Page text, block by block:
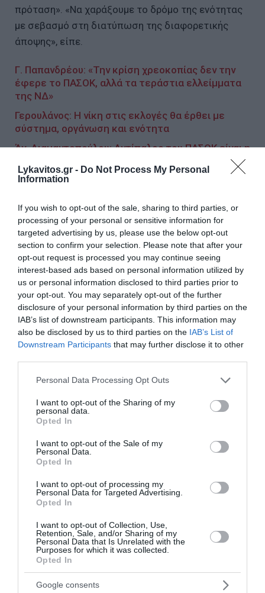
Lykavitos.gr - Do Not Process My Personal
Information
If you wish to opt-out of the sale, sharing to third parties, or
processing of your personal or sensitive information for
targeted advertising by us, please use the below opt-out
section to confirm your selection. Please note that after your
opt-out request is processed you may continue seeing
interest-based ads based on personal information utilized by
us or personal information disclosed to third parties prior to
your opt-out. You may separately opt-out of the further
disclosure of your personal information by third parties on the
IAB’s list of downstream participants. This information may
also be disclosed by us to third parties on the IAB’s List of
Downstream Participants that may further disclose it to other
Please note that this website/app uses one or more Google
not limited to your visit or usage behaviour. You may click to
grant or deny consent to Google and its third-party tags to
use your data for below specified purposes in below Google
consent section.
Personal Data Processing Opt Outs
I want to opt-out of the Sharing of my
personal data.
Opted In
I want to opt-out of the Sale of my
Personal Data.
Opted In
I want to opt-out of processing my
Personal Data for Targeted Advertising.
Opted In
I want to opt-out of Collection, Use,
Retention, Sale, and/or Sharing of my
Personal Data that Is Unrelated with the
Purposes for which it was collected.
Opted In
Google consents
πρόταση». «Να χαράξουμε το δρόμο της ενότητας
με σεβασμό στη διατύπωση της διαφορετικής
άποψης», είπε.
Γ. Παπανδρέου: «Την κρίση χρεοκοπίας δεν την
έφερε το ΠΑΣΟΚ, αλλά τα τεράστια ελλείμματα
της ΝΔ»
Γερουλάνος: Η νίκη στις εκλογές θα έρθει με
σύστημα, οργάνωση και ενότητα
Άν. Διαμαντοπούλου: Αντίπαλος του ΠΑΣΟΚ είναι η
λαϊκισμός
Ακολουθήστε το Lykavitos.gr
στο Google News
και μάθετε πρώτοι όλες τις
ειδήσεις
Ροή ειδήσεων
Δασικές πυρκαγιές: Η πρόληψη και η έγκαιρη
Κατσαφάδος: Από 10 Αυγούστου οι αιτήσεις
Σεπτεμβρίου τα αντιπλημμυρικά
Ελλάδα περνά στην εποχή του 6G και της τεχνητής
νοημοσύνης
Νέο χωροταξικό για τον τουρισμό: Νέοι κανόνες για
Airbnb, ξενοδοχεία, νησιά και περιοχές Natura
αιτήσεις – Ποιοι υποβάλλουν σήμερα
Πόρτο Γερμενό: Σε εξέλιξη οι εργασίες αποκατάστασης
μετά την καταστροφική πυρκαγιά – Αυτοψίες για τις
ζημιές